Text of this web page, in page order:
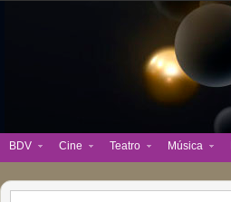
BDV Cine Teatro Música